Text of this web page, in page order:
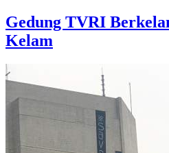
Gedung TVRI
Kelam